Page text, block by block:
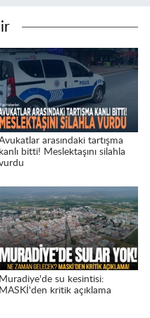
arasındaki tartışma
kanlı bitti! Meslektaşını silahla
Muradiye'de su kesintisi:
MASKİ'den kritik açıklama